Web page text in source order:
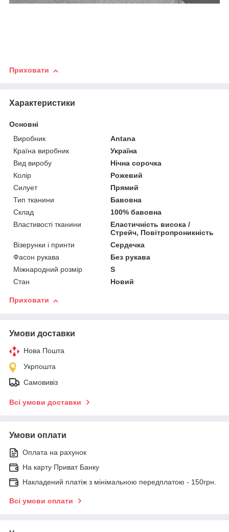
Приховати
Характеристики
Основні
Виробник
Antana
Країна виробник
Україна
Вид виробу
Нічна сорочка
Колір
Рожевий
Силует
Прямий
Тип тканини
Бавовна
Склад
100% бавовна
Властивості тканини
Еластичність висока /
Стрейч, Повітропроникність
Візерунки і принти
Сердечка
Фасон рукава
Без рукава
Міжнародний розмір
S
Стан
Новий
Приховати
Умови доставки
Нова Пошта
Укрпошта
Самовивіз
Всі умови доставки
Умови оплати
Оплата на рахунок
На карту Приват Банку
Накладений платіж з мінімальною передплатою - 150грн.
Всі умови оплати